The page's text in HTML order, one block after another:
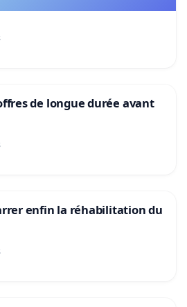
de longue durée avant
enfin la réhabilitation du